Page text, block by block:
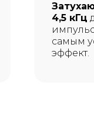
4,5 кГц
самым
эффект.